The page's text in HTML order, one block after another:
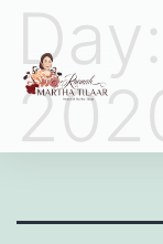
Day: